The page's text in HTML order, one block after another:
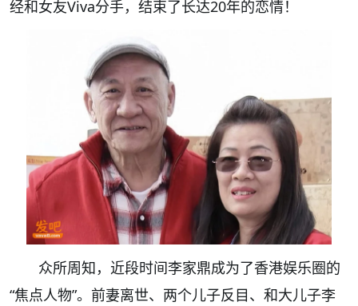
经和女友Viva分手，结束了长达20年的恋情！
众所周知，近段时间李家鼎成为了香港娱乐圈的
“焦点人物”。前妻离世、两个儿子反目、和大儿子李